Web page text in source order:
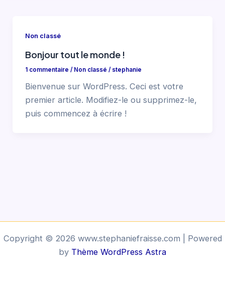
Non classé
Bonjour tout le monde !
1 commentaire / Non classé / stephanie
Bienvenue sur WordPress. Ceci est votre
premier article. Modifiez-le ou supprimez-le,
puis commencez à écrire !
Copyright © 2026 www.stephaniefraisse.com | Powered
by Thème WordPress Astra